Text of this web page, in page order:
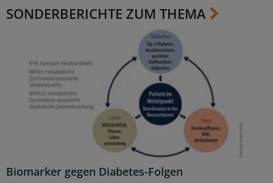
SONDERBERICHTE ZUM THEMA
Biomarker gegen Diabetes-Folgen